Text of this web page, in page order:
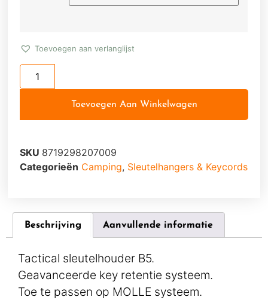
Toevoegen aan verlanglijst
Toevoegen Aan Winkelwagen
SKU 8719298207009
Categorieën Camping, Sleutelhangers & Keycords
Beschrijving Aanvullende informatie
Tactical sleutelhouder B5.
Geavanceerde key retentie systeem.
Toe te passen op MOLLE systeem.